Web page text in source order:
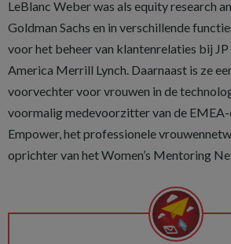
LeBlanc Weber was als equity research
Goldman Sachs en in verschillende
voor het beheer van klantenrelaties bij
America Merrill Lynch. Daarnaast is ze
voorvechter voor vrouwen in de
voormalig medevoorzitter van de EMEA-
Empower, het professionele
oprichter van het Women’s Mentoring